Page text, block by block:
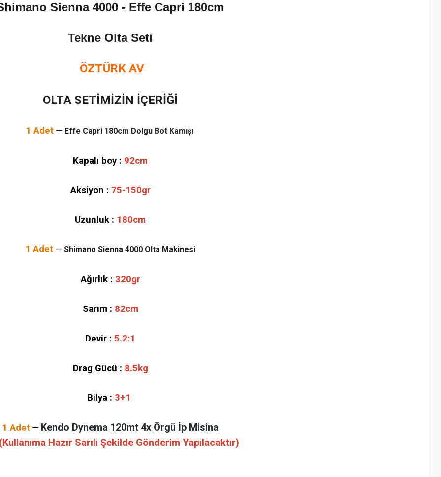
Sienna 4000 - Effe Capri 180cm
Tekne Olta Seti
ÖZTÜRK AV
OLTA SETİMİZİN İÇERİĞİ
1 Adet — Effe Capri 180cm DolguBot Kamışı
Kapalı boy : 92cm
Aksiyon : 75-150gr
Uzunluk : 180cm
1 Adet — Shimano Sienna 4000 Olta Makinesi
Ağırlık : 320gr
Sarım : 82cm
Devir : 5.2:1
Drag Gücü : 8.5kg
Bilya : 3+1
1 Adet — Kendo Dynema 120mt 4x Örgü İp Misina
Hazır Sarılı Şekilde Gönderim Yapılacaktır)